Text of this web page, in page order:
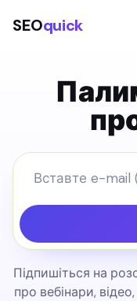
SEOquick
Підпишіться на
про вебінари,